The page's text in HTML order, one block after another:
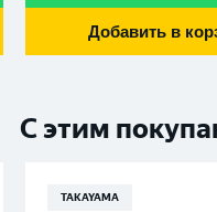
Добавить в
С этим
TAKAYAMA